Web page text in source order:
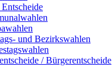
und Bezirkswahlen
/ Bürgerentscheide